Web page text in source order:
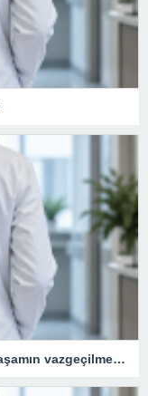
Geri dönüşüm kutusu neden günlük yaşamın vazgeçilmezidir?